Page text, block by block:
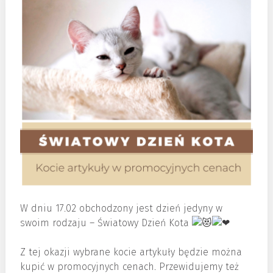
W dniu 17.02 obchodzony jest dzień jedyny w
swoim rodzaju – Światowy Dzień Kota
Z tej okazji wybrane kocie artykuły będzie można
kupić w promocyjnych cenach. Przewidujemy też